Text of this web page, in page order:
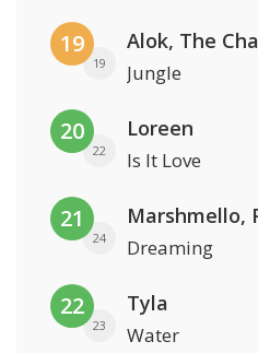
19
19 Jungle
20
22
Loreen
Is It Love
21
24
Marshmello,
Dreaming
22
23
Tyla
Water